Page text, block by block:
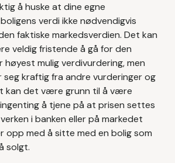
å huske at dine egne
verdi ikke nødvendigvis
faktiske markedsverdien. Det kan
veldig fristende å gå for den
høyest mulig verdivurdering, men
seg kraftig fra andre vurderinger og
kan det være grunn til å være
å tjene på at prisen settes
i banken eller på markedet
opp med å sitte med en bolig som
solgt.